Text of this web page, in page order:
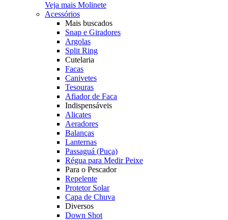
Veja mais Molinete
Acessórios
Mais buscados
Snap e Giradores
Argolas
Split Ring
Cutelaria
Facas
Canivetes
Tesouras
Afiador de Faca
Indispensáveis
Alicates
Aeradores
Balanças
Lanternas
Passaguá (Puça)
Régua para Medir Peixe
Para o Pescador
Repelente
Protetor Solar
Capa de Chuva
Diversos
Down Shot